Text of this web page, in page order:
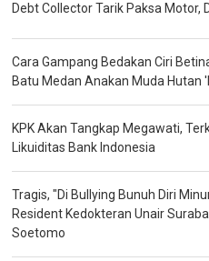
Debt Collector Tarik Paksa Motor,
Cara Gampang Bedakan Ciri
Batu Medan Anakan Muda Hutan
KPK Akan Tangkap Megawati,
Likuiditas Bank Indonesia
Tragis, "Di Bullying Bunuh Diri
Resident Kedokteran Unair
Soetomo